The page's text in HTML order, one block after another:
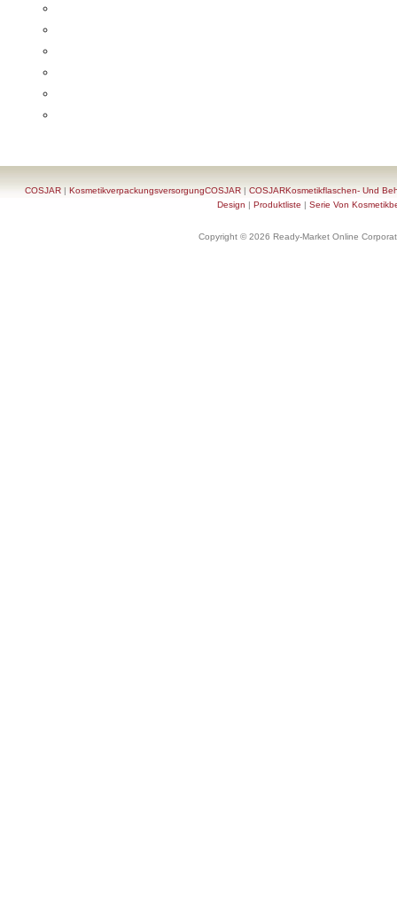
COSJAR |KosmetikverpackungsversorgungCOSJAR |COSJARKosmetikflaschen- Und
Design | Produktliste | Serie Von
Copyright © 2026 Ready-Market Online